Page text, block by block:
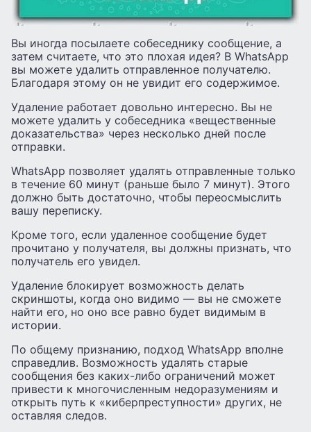
Вы иногда посылаете собеседнику сообщение, а
затем считаете, что это плохая идея? В WhatsApp
вы можете удалить отправленное получателю.
Благодаря этому он не увидит его содержимое.
Удаление работает довольно интересно. Вы не
можете удалить у собеседника «вещественные
доказательства» через несколько дней после
отправки.
WhatsApp позволяет удалять отправленные только
в течение 60 минут (раньше было 7 минут). Этого
должно быть достаточно, чтобы переосмыслить
вашу переписку.
Кроме того, если удаленное сообщение будет
прочитано у получателя, вы должны признать, что
получатель его увидел.
Удаление блокирует возможность делать
скриншоты, когда оно видимо — вы не сможете
найти его, но оно все равно будет видимым в
истории.
По общему признанию, подход WhatsApp вполне
справедлив. Возможность удалять старые
сообщения без каких-либо ограничений может
привести к многочисленным недоразумениям и
открыть путь к «киберпреступности» других, не
оставляя следов.